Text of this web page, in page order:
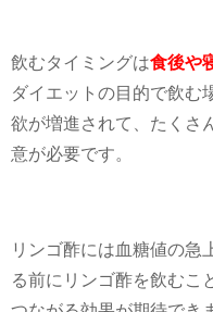
飲むタイミングは食後や
ダイエットの目的で飲む
欲が増進されて、たくさ
意が必要です。
リンゴ酢には血糖値の急
る前にリンゴ酢を飲むこ